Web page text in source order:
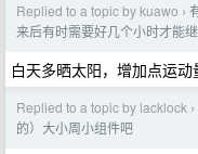
Replied to a topic by kuawo ›
来后有时需要好几个小时才能
白天多晒太阳，增加点运动
Replied to a topic by lacklock ›
的）大小周小组件吧